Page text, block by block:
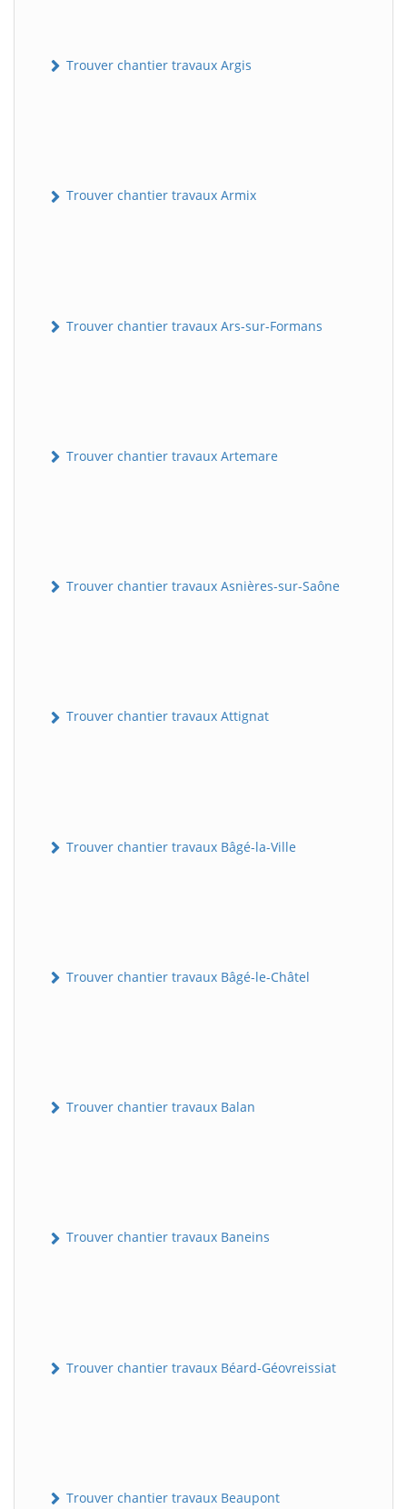
Trouver chantier travaux Argis
Trouver chantier travaux Armix
Trouver chantier travaux Ars-sur-Formans
Trouver chantier travaux Artemare
Trouver chantier travaux Asnières-sur-Saône
Trouver chantier travaux Attignat
Trouver chantier travaux Bâgé-la-Ville
Trouver chantier travaux Bâgé-le-Châtel
Trouver chantier travaux Balan
Trouver chantier travaux Baneins
Trouver chantier travaux Béard-Géovreissiat
Trouver chantier travaux Beaupont